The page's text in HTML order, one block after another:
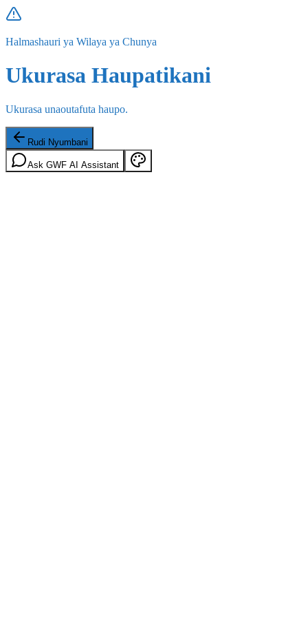
Halmashauri ya Wilaya ya Chunya
Ukurasa Haupatikani
Ukurasa unaoutafuta haupo.
Rudi Nyumbani
Ask GWF AI Assistant